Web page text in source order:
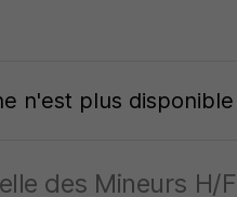
n'est plus disponible
des Mineurs H/F